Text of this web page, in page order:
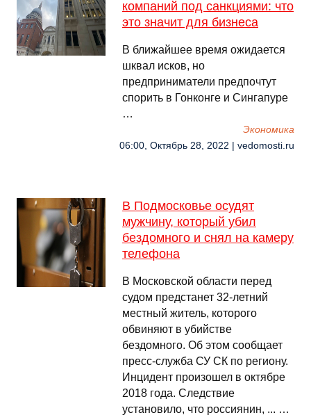
компаний под санкциями: что
это значит для бизнеса
В ближайшее время ожидается
шквал исков, но
предприниматели предпочтут
спорить в Гонконге и Сингапуре
…
Экономика
06:00, Октябрь 28, 2022 | vedomosti.ru
В Подмосковье осудят
мужчину, который убил
бездомного и снял на камеру
телефона
В Московской области перед
судом предстанет 32-летний
местный житель, которого
обвиняют в убийстве
бездомного. Об этом сообщает
пресс-служба СУ СК по региону.
Инцидент произошел в октябре
2018 года. Следствие
установило, что россиянин, ... …